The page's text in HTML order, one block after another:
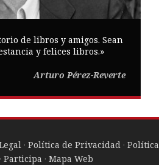
de libros y amigos. Sean
y felices libros.»
Arturo Pérez-Reverte
· Política de Privacidad · Política
· Participa · Mapa Web